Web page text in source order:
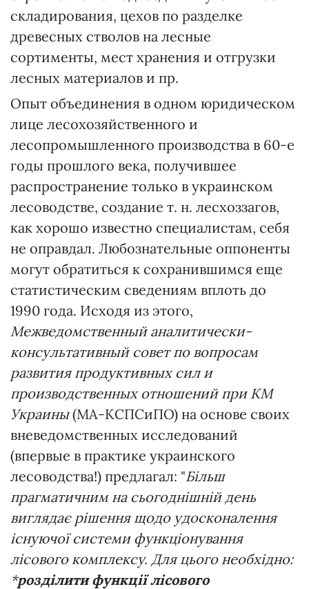
складирования, цехов по разделке
древесных стволов на лесные
сортименты, мест хранения и отгрузки
лесных материалов и пр.
Опыт объединения в одном юридическом
лице лесохозяйственного и
лесопромышленного производства в 60-е
годы прошлого века, получившее
распространение только в украинском
лесоводстве, создание т. н. лесхоззагов,
как хорошо известно специалистам, себя
не оправдал. Любознательные оппоненты
могут обратиться к сохранившимся еще
статистическим сведениям вплоть до
1990 года. Исходя из этого,
Межведомственный аналитически-
консультативный совет по вопросам
развития продуктивных сил и
производственных отношений при КМ
Украины(МА-КСПСиПО) на основе своих
вневедомственных исследований
(впервые в практике украинского
лесоводства!) предлагал: "Більш
прагматичним на сьогоднішній день
виглядає рішення щодо удосконалення
існуючої системи функціонування
лісового комплексу. Для цього необхідно:
*розділити функції лісового